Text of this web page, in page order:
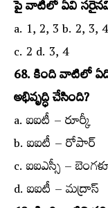
పై వాటిలో ఏవి
a. 1, 2, 3 b. 2, 3, 4
c. 2 d. 3, 4
68. కింది వాటిలో
అభివృద్ధి చేసింది?
a. ఐఐటీ – రూర్కీ
b. ఐఐటీ – రోపార్‌
c. ఐఐఎస్సీ –
d. ఐఐటీ – మద్రాస్‌